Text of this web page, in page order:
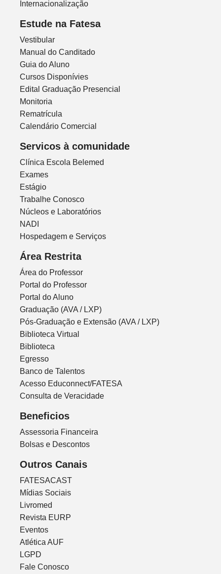
Internacionalização
Estude na Fatesa
Vestibular
Manual do Canditado
Guia do Aluno
Cursos Disponívies
Edital Graduação Presencial
Monitoria
Rematrícula
Calendário Comercial
Servicos à comunidade
Clínica Escola Belemed
Exames
Estágio
Trabalhe Conosco
Núcleos e Laboratórios
NADI
Hospedagem e Serviços
Área Restrita
Área do Professor
Portal do Professor
Portal do Aluno
Graduação (AVA / LXP)
Pós-Graduação e Extensão (AVA / LXP)
Biblioteca Virtual
Biblioteca
Egresso
Banco de Talentos
Acesso Educonnect/FATESA
Consulta de Veracidade
Beneficios
Assessoria Financeira
Bolsas e Descontos
Outros Canais
FATESACAST
Mídias Sociais
Livromed
Revista EURP
Eventos
Atlética AUF
LGPD
Fale Conosco